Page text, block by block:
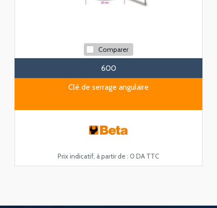
Comparer
600
Clé de serrage angulaire
Prix indicatif, à partir de : 0 DA TTC